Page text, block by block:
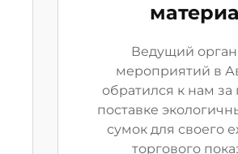
Ведущий
мероприятий в
обратился к нам
поставке
сумок для своего
торгового